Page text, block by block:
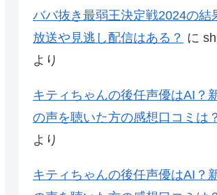
ババ抜き最弱王決定戦2024の結
放送や見逃し配信はある？ に
より
キティちゃんの後任声優はAI？
の声を聴いた方の感想口コミは？
より
キティちゃんの後任声優はAI？